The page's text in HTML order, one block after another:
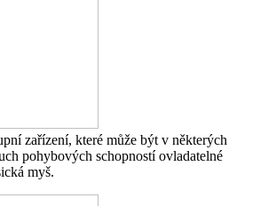
zařízení, které může být v některých
pohybových schopností ovladatelné
myš.